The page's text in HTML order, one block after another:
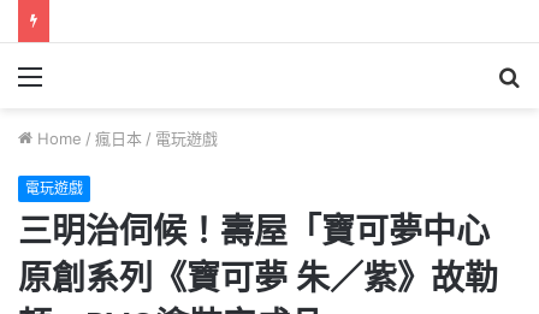
Home / 瘋日本 / 電玩遊戲
電玩遊戲
三明治伺候！壽屋「寶可夢中心
原創系列《寶可夢 朱／紫》故勒